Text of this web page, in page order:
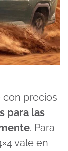
con precios
para las
. Para
vale en